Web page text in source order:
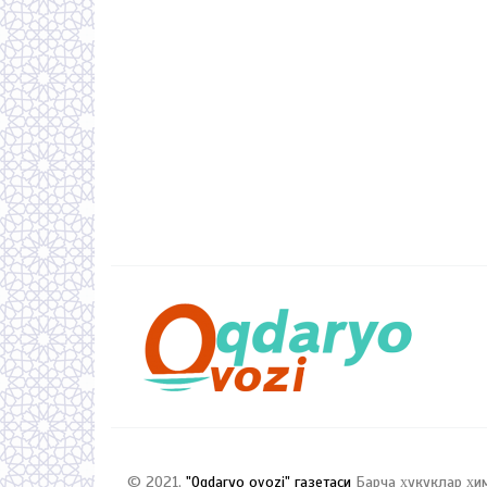
© 2021, "Oqdaryo ovozi" газетаси Барча ҳуқуқлар